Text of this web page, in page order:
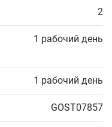
2
1 рабочий день
1 рабочий день
GOST07857